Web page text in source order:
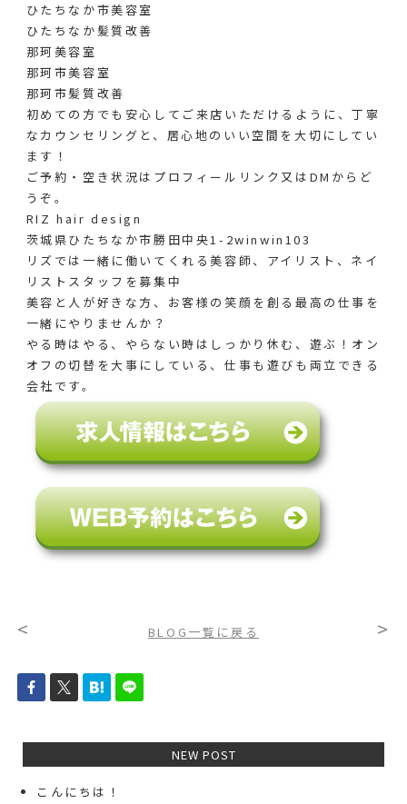
ひたちなか市美容室
ひたちなか髪質改善
那珂美容室
那珂市美容室
那珂市髪質改善
初めての方でも安心してご来店いただけるように、丁寧
なカウンセリングと、居心地のいい空間を大切にしてい
ます！
ご予約・空き状況はプロフィールリンク又はDMからど
うぞ。
RIZ hair design
茨城県ひたちなか市勝田中央1-2winwin103
リズでは一緒に働いてくれる美容師、アイリスト、ネイ
リストスタッフを募集中
美容と人が好きな方、お客様の笑顔を創る最高の仕事を
一緒にやりませんか？
やる時はやる、やらない時はしっかり休む、遊ぶ！オン
オフの切替を大事にしている、仕事も遊びも両立できる
会社です。
< BLOG一覧に戻る >
NEW POST
こんにちは！